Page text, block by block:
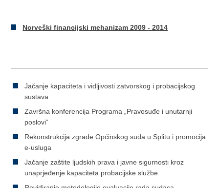
Norveški financijski mehanizam 2009 - 2014
Jačanje kapaciteta i vidljivosti zatvorskog i probacijskog
sustava
Završna konferencija Programa „Pravosuđe i unutarnji
poslovi“
Rekonstrukcija zgrade Općinskog suda u Splitu i promocija
e-usluga
Jačanje zaštite ljudskih prava i javne sigurnosti kroz
unaprjeđenje kapaciteta probacijske službe